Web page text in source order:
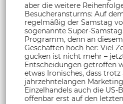
aber die weitere
Besucheransturms: Auf
regelmäßig der Samstag
sogenannte Super-
Programm, denn an
Geschäften hoch her: Viel
gucken ist nicht mehr –
Entscheidungen getroffen
etwas Ironisches, dass trotz
jahrzehntelangen
Einzelhandels auch die US-
offenbar erst auf den